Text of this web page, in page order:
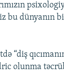
bu dünyanın
“diş
olunma